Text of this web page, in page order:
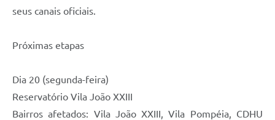
seus canais oficiais.
Próximas etapas
Dia 20 (segunda-feira)
Reservatório Vila João XXIII
Bairros afetados: Vila João XXIII, Vila Pompéia, CDHU